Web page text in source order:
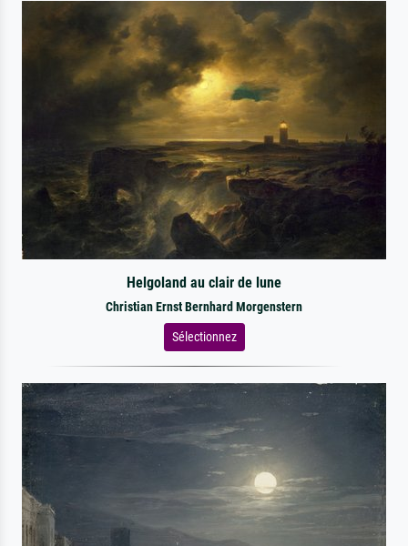
Helgoland au clair de lune
Christian Ernst Bernhard Morgenstern
Sélectionnez